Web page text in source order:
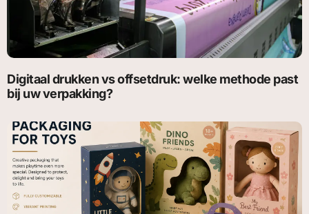
Digitaal drukken vs offsetdruk: welke methode past
bij uw verpakking?